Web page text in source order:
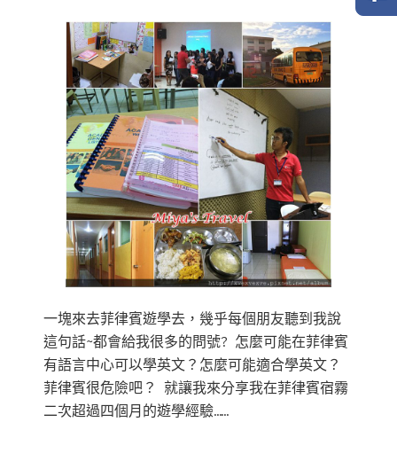
一塊來去菲律賓遊學去，幾乎每個朋友聽到我說
這句話~都會給我很多的問號? 怎麼可能在菲律賓
有語言中心可以學英文？怎麼可能適合學英文？
菲律賓很危險吧？ 就讓我來分享我在菲律賓宿霧
二次超過四個月的遊學經驗……